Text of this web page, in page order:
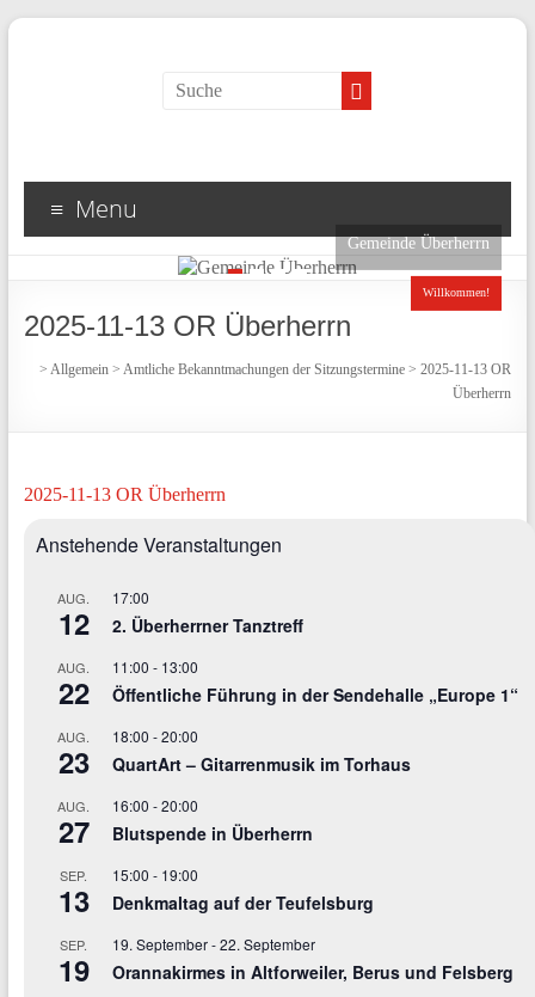
Menu
Gemeinde Überherrn
Willkommen!
1 2 3 4
2025-11-13 OR Überherrn
>Allgemein >Amtliche Bekanntmachungen der Sitzungstermine >2025-11-13 OR
Überherrn
2025-11-13 OR Überherrn
Anstehende Veranstaltungen
AUG.
12
17:00
2. Überherrner Tanztreff
AUG.
22
11:00 - 13:00
Öffentliche Führung in der Sendehalle „Europe 1“
AUG.
23
18:00 -20:00
QuartArt – Gitarrenmusik im Torhaus
AUG.
27
16:00 -20:00
Blutspende in Überherrn
SEP.
13
15:00 - 19:00
Denkmaltag auf der Teufelsburg
SEP.
19
19. September-22. September
Orannakirmes in Altforweiler, Berus und Felsberg